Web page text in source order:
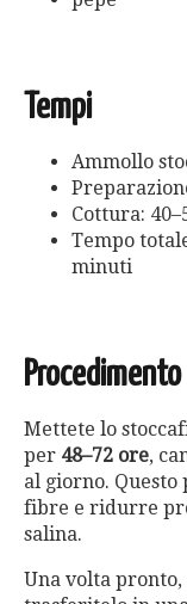
Tempi
Ammollo
Cottura:
Tempo
minuti
Procedimento
Mettete lo
per 48–72 ore,
al giorno. Questo
fibre e ridurre
salina.
Una volta